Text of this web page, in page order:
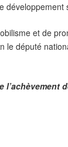
et de
le député